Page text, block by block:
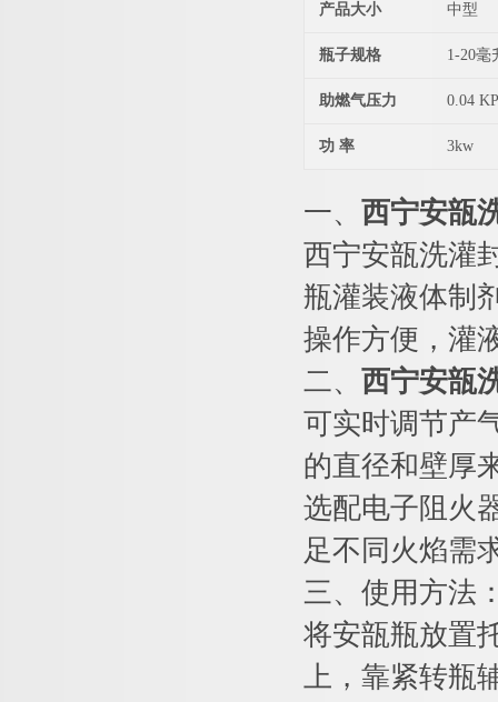
产品大小 中型
瓶子规格 1-20毫
助燃气压力 0.04
功 率 3kw
一、 西宁安瓿
西宁安瓿洗灌
瓶灌装液体制
操作方便，灌
二、 西宁安瓿
可实时调节产
的直径和壁厚
选配电子阻火
足不同火焰需
三、使用方法
将安瓿瓶放置
上，靠紧转瓶